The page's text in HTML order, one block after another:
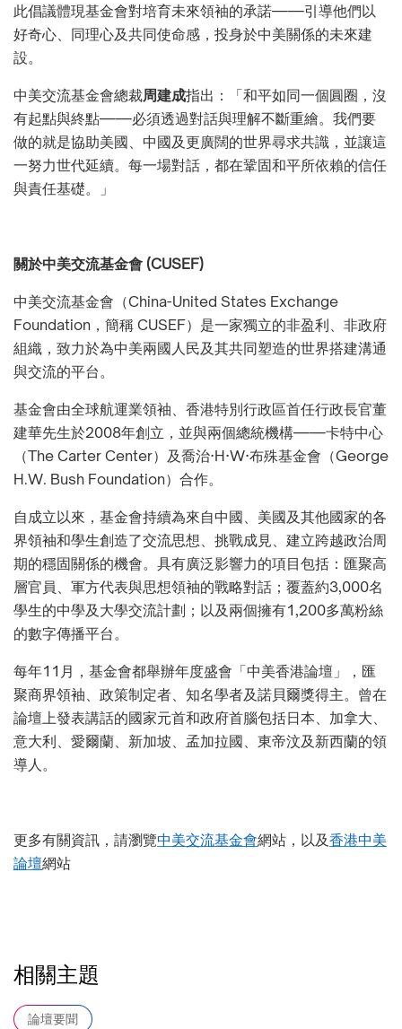
此倡議體現基金會對培育未來領袖的承諾——引導他們以
好奇心、同理心及共同使命感，投身於中美關係的未來建
設。
中美交流基金會總裁周建成指出：「和平如同一個圓圈，沒
有起點與終點——必須透過對話與理解不斷重繪。我們要
做的就是協助美國、中國及更廣闊的世界尋求共識，並讓這
一努力世代延續。每一場對話，都在鞏固和平所依賴的信任
與責任基礎。」
關於中美交流基金會 (CUSEF)
中美交流基金會（China-United States Exchange
Foundation，簡稱 CUSEF）是一家獨立的非盈利、非政府
組織，致力於為中美兩國人民及其共同塑造的世界搭建溝通
與交流的平台。
基金會由全球航運業領袖、香港特別行政區首任行政長官董
建華先生於2008年創立，並與兩個總統機構——卡特中心
（The Carter Center）及喬治·H·W·布殊基金會（George
H.W. Bush Foundation）合作。
自成立以來，基金會持續為來自中國、美國及其他國家的各
界領袖和學生創造了交流思想、挑戰成見、建立跨越政治周
期的穩固關係的機會。具有廣泛影響力的項目包括：匯聚高
層官員、軍方代表與思想領袖的戰略對話；覆蓋約3,000名
學生的中學及大學交流計劃；以及兩個擁有1,200多萬粉絲
的數字傳播平台。
每年11月，基金會都舉辦年度盛會「中美香港論壇」，匯
聚商界領袖、政策制定者、知名學者及諾貝爾獎得主。曾在
論壇上發表講話的國家元首和政府首腦包括日本、加拿大、
意大利、愛爾蘭、新加坡、孟加拉國、東帝汶及新西蘭的領
導人。
更多有關資訊，請瀏覽中美交流基金會網站，以及香港中美
論壇網站
相關主題
論壇要聞